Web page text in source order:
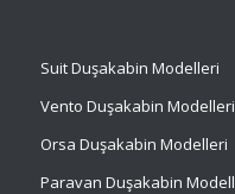
SuitDuşakabin Modelleri
Vento Duşakabin Modelleri
Orsa Duşakabin Modelleri
Paravan Duşakabin